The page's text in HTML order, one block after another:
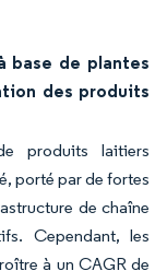
base de plantes
des produits
produits laitiers
porté par de fortes
de chaîne
Cependant, les
à un CAGR de